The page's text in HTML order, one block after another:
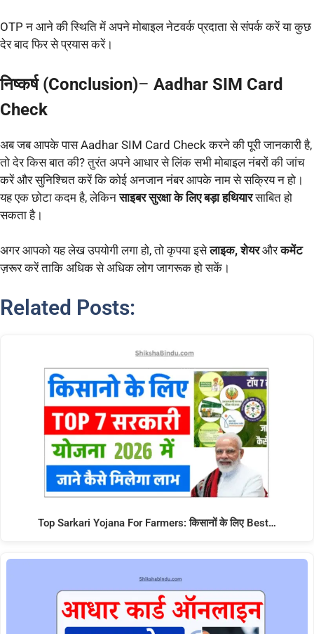
OTP न आने की स्थिति में अपने मोबाइल नेटवर्क प्रदाता से संपर्क करें या कुछ
देर बाद फिर से प्रयास करें।
निष्कर्ष (Conclusion)– Aadhar SIM Card
Check
अब जब आपके पास Aadhar SIM Card Check करने की पूरी जानकारी है,
तो देर किस बात की? तुरंत अपने आधार से लिंक सभी मोबाइल नंबरों की जांच
करें और सुनिश्चित करें कि कोई अनजान नंबर आपके नाम से सक्रिय न हो।
यह एक छोटा कदम है, लेकिनसाइबर सुरक्षा के लिए बड़ा हथियारसाबित हो
सकता है।
अगर आपको यह लेख उपयोगी लगा हो, तो कृपया इसेलाइक, शेयरऔरकमेंट
ज़रूर करें ताकि अधिक से अधिक लोग जागरूक हो सकें।
Related Posts:
Top Sarkari Yojana For Farmers: किसानों के लिए Best…